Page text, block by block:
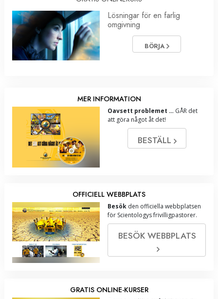
Lösningar för en farlig
omgivning
BÖRJA
MER INFORMATION
Oavsett problemet … GÅR det
att göra något åt det!
BESTÄLL
OFFICIELL WEBBPLATS
Besök den officiella webbplatsen
för Scientologys frivilligpastorer.
BESÖK WEBBPLATS
GRATIS ONLINE-KURSER